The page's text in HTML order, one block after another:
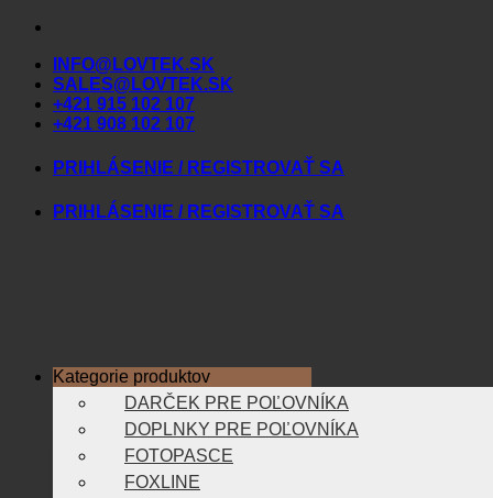
Skip
contentINFO@LOVTEK.SK
SALES@LOVTEK.SK
+421 915 102 107
+421 908 102 107
PRIHLÁSENIE / REGISTROVAŤ SA
PRIHLÁSENIE / REGISTROVAŤ SA
Kategorie produktov
DARČEK PRE POĽOVNÍKA
DOPLNKY PRE POĽOVNÍKA
FOTOPASCE
FOXLINE